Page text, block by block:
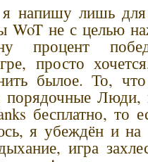
напишу лишь
WoT не с целью
процент
просто
былое. То,
Люди,
бесплатно, то
я убеждён и на
игра